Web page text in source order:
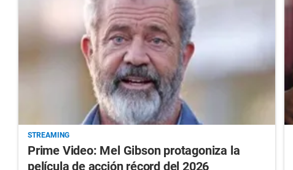
STREAMING
Prime Video: Mel Gibson protagoniza la
película de acción récord del 2026